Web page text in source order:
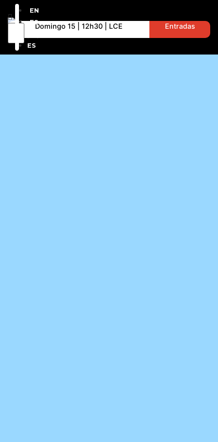
Domingo 15 | 12h30 | LCE Entradas
EN
ES
ES